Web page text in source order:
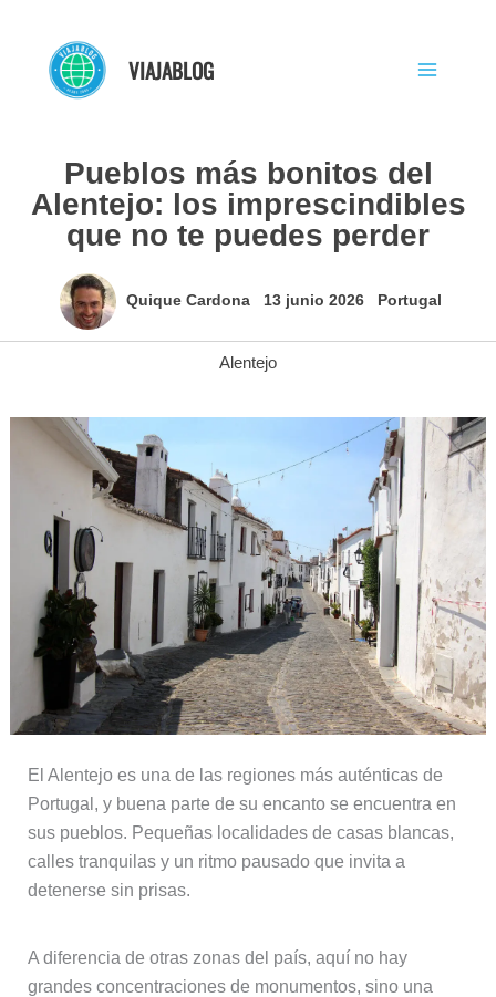
contenido
VIAJABLOG
Pueblos más bonitos del
Alentejo: los imprescindibles
que no te puedes perder
Quique Cardona 13 junio 2026 Portugal
Alentejo
El Alentejo es una de las regiones más auténticas de
Portugal, y buena parte de su encanto se encuentra en
sus pueblos. Pequeñas localidades de casas blancas,
calles tranquilas y un ritmo pausado que invita a
detenerse sin prisas.
A diferencia de otras zonas del país, aquí no hay
grandes concentraciones de monumentos, sino una